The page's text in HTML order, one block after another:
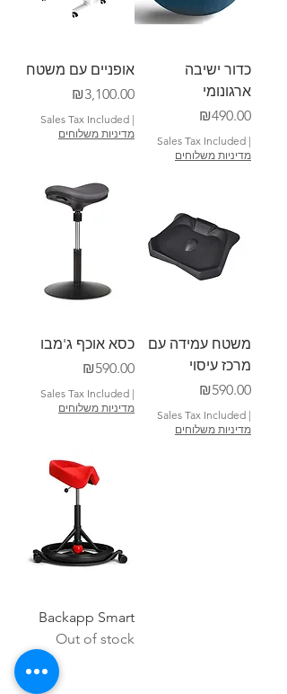
אופניים עם משטח
Price
₪3,100.00
Sales Tax Included |
מדיניות משלוחים
כדור ישיבה
ארגונומי
Price
₪490.00
Sales Tax Included |
מדיניות משלוחים
כסא אוכף ג'מבו
Price
₪590.00
Sales Tax Included |
מדיניות משלוחים
משטח עמידה עם
מרכז עיסוי
Price
₪590.00
Sales Tax Included |
מדיניות משלוחים
Backapp Smart
Out of stock